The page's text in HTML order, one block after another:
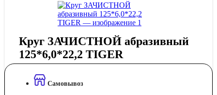
Круг ЗАЧИСТНОЙ абразивный
125*6,0*22,2 TIGER
Самовывоз